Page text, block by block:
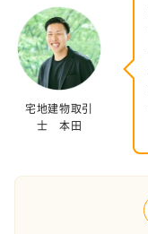
宅地建物取引
士 本田